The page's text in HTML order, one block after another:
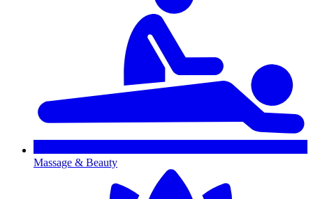
Massage & Beauty